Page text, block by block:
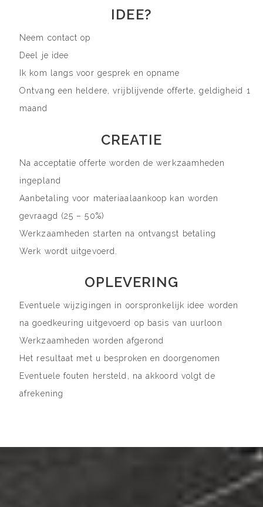
IDEE?
Neem contact op
Deel je idee
Ik kom langs voor gesprek en opname
Ontvang een heldere, vrijblijvende offerte, geldigheid 1
maand
CREATIE
Na acceptatie offerte worden de werkzaamheden
ingepland
Aanbetaling voor materiaalaankoop kan worden
gevraagd (25 – 50%)
Werkzaamheden starten na ontvangst betaling
Werk wordt uitgevoerd.
OPLEVERING
Eventuele wijzigingen in oorspronkelijk idee worden
na goedkeuring uitgevoerd op basis van uurloon
Werkzaamheden worden afgerond
Het resultaat met u besproken en doorgenomen
Eventuele fouten hersteld, na akkoord volgt de
afrekening